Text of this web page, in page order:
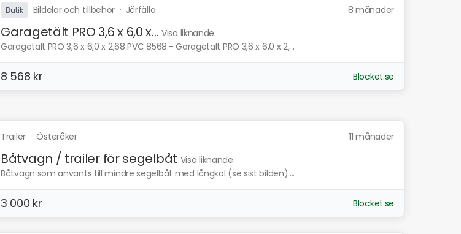
Butik Bildelar och tillbehör · Järfälla 8 månader
Garagetält PRO 3,6 x 6,0 x... Visa liknande
Garagetält PRO 3,6 x 6,0 x 2,68 PVC 8568:- Garagetält PRO 3,6 x 6,0 x 2,...
8 568 kr Blocket.se
Trailer·Österåker 11 månader
Båtvagn / trailer för segelbåt Visa liknande
Båtvagn som använts till mindre segelbåt med långköl (se sist bilden)....
3 000 kr Blocket.se